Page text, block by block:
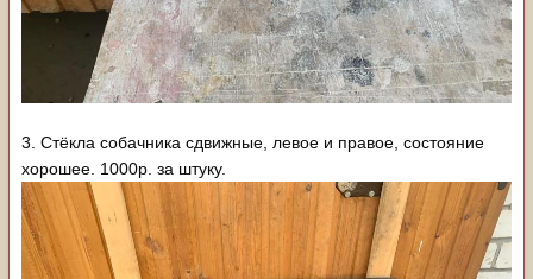
3. Стёкла собачника сдвижные, левое и правое, состояние
хорошее. 1000р. за штуку.